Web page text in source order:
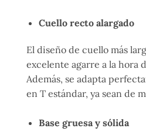
Cuello recto alargado
El diseño de cuello más
excelente agarre a la hora
Además, se adapta
en T estándar, ya sean de
Base gruesa y sólida